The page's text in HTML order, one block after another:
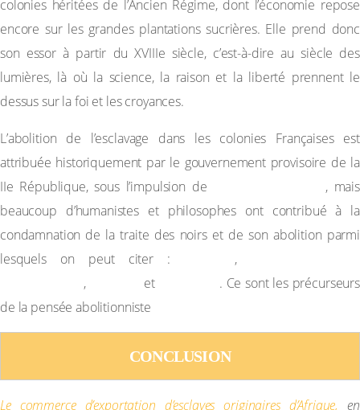
colonies héritées de l’Ancien Régime, dont l’économie repose
encore sur les grandes plantations sucrières. Elle prend donc
son essor à partir du XVIIIe siècle, c’est-à-dire au siècle des
lumières, là où la science, la raison et la liberté prennent le
dessus sur la foi et les croyances.
L’abolition de l’esclavage dans les colonies Françaises est
attribuée historiquement par le gouvernement provisoire de la
IIe République, sous l’impulsion de
, mais
beaucoup d’humanistes et philosophes ont contribué à la
condamnation de la traite des noirs et de son abolition parmi
lesquels on peut citer :
,
, et
. Ce sont les précurseurs
de la pensée abolitionniste
CONCLUSION
Le commerce d’exportation d’esclaves originaires d’Afrique, en